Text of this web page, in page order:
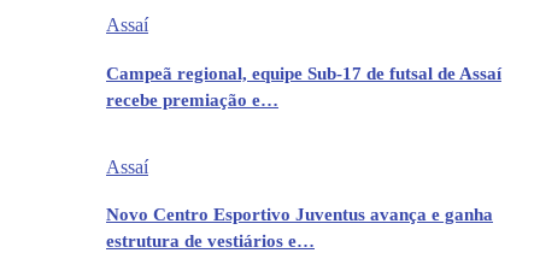
Assaí
Campeã regional, equipe Sub-17 de futsal de Assaí
recebe premiação e…
Assaí
Novo Centro Esportivo Juventus avança e ganha
estrutura de vestiários e…